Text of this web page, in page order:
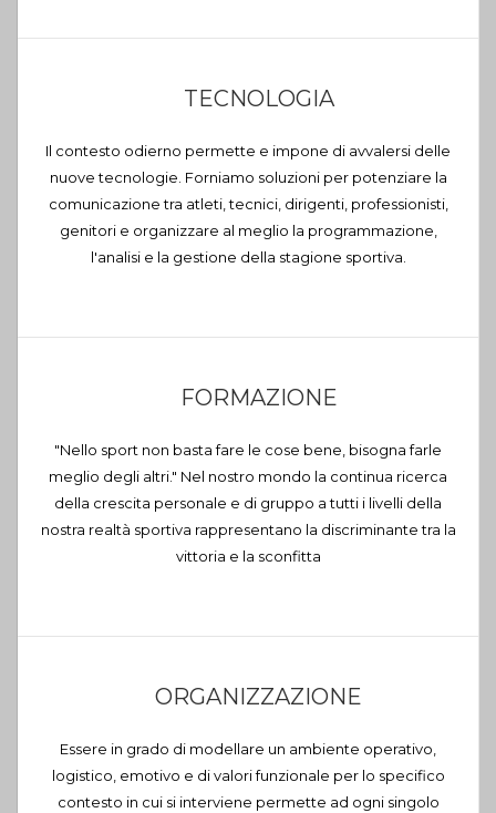
TECNOLOGIA
Il contesto odierno permette e impone di avvalersi delle
nuove tecnologie. Forniamo soluzioni per potenziare la
comunicazione tra atleti, tecnici, dirigenti, professionisti,
genitori e organizzare al meglio la programmazione,
l'analisi e la gestione della stagione sportiva.
FORMAZIONE
"Nello sport non basta fare le cose bene, bisogna farle
meglio degli altri." Nel nostro mondo la continua ricerca
della crescita personale e di gruppo a tutti i livelli della
nostra realtà sportiva rappresentano la discriminante tra la
vittoria e la sconfitta
ORGANIZZAZIONE
Essere in grado di modellare un ambiente operativo,
logistico, emotivo e di valori funzionale per lo specifico
contesto in cui si interviene permette ad ogni singolo